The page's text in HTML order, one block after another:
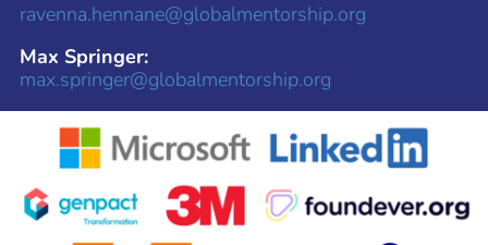
ravenna.hennane@globalmentorship.org
Max Springer:
max.springer@globalmentorship.org